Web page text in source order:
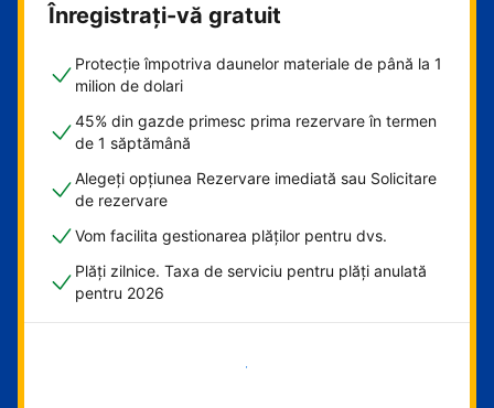
Înregistrați-vă gratuit
Protecție împotriva daunelor materiale de până la 1
milion de dolari
45% din gazde primesc prima rezervare în termen
de 1 săptămână
Alegeți opțiunea Rezervare imediată sau Solicitare
de rezervare
Vom facilita gestionarea plăților pentru dvs.
Plăți zilnice. Taxa de serviciu pentru plăți anulată
pentru 2026
Începeți acum